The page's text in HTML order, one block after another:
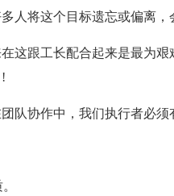
人将这个目标遗忘或偏离，
这跟工长配合起来是最为
队协作中，我们执行者必